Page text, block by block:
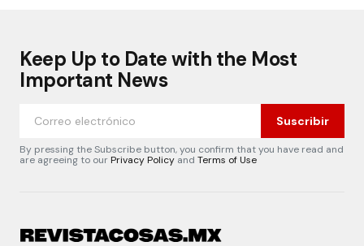
Keep Up to Date with the Most
Important News
Suscribir
By pressing the Subscribe button, you confirm that you have read and
are agreeing to ourPrivacy Policy and Terms of Use